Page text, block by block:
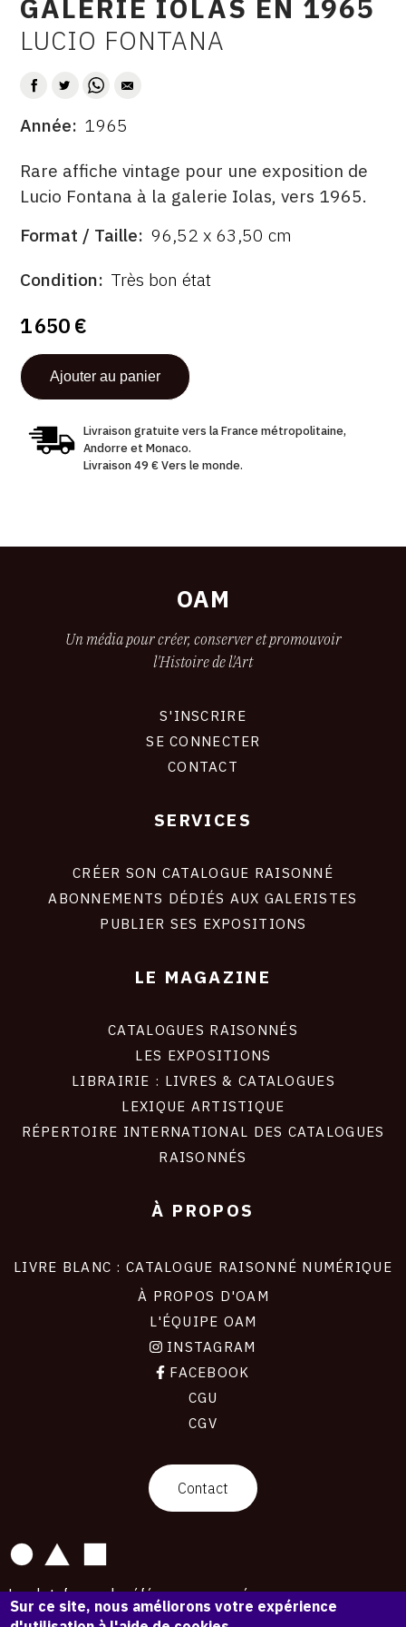
SUIVEZ-NOUS
TWITTER
GALERIE IOLAS EN 1965
AUTEUR
LUCIO FONTANA
DATE
Année 1965
DESCRITPTION
Rare affiche vintage pour une exposition de
Lucio Fontana à la galerie Iolas, vers 1965.
ÉDITÉ
FORMAT
Format / Taille 96,52 x 63,50 cm
ÉTAT
Condition Très bon état
1 650 €
Livraison gratuite vers la France métropolitaine,
Andorre et Monaco.
Livraison 49 € Vers le monde.
OAM
Un média pour créer, conserver et promouvoir
l'Histoire de l'Art
S'INSCRIRE
SE CONNECTER
CONTACT
SERVICES
CRÉER SON CATALOGUE RAISONNÉ
ABONNEMENTS DÉDIÉS AUX GALERISTES
PUBLIER SES EXPOSITIONS
LE MAGAZINE
CATALOGUES RAISONNÉS
LES EXPOSITIONS
LIBRAIRIE : LIVRES & CATALOGUES
LEXIQUE ARTISTIQUE
RÉPERTOIRE INTERNATIONAL DES CATALOGUES
RAISONNÉS
À PROPOS
LIVRE BLANC : CATALOGUE RAISONNÉ NUMÉRIQUE
À PROPOS D'OAM
L'ÉQUIPE OAM
INSTAGRAM
FACEBOOK
CGU
CGV
Contact
La plateforme de référence pour créer,
conserver et promouvoir l'Histoire de l'Art.
Sur ce site, nous améliorons votre expérience